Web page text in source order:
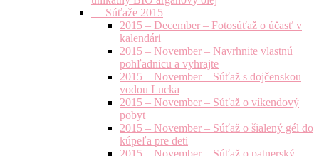
— Súťaže 2015
2015 – December – Fotosúťaž o účasť v
kalendári
2015 – November – Navrhnite vlastnú
pohľadnicu a vyhrajte
2015 – November – Súťaž s dojčenskou
vodou Lucka
2015 – November – Súťaž o víkendový
pobyt
2015 – November – Súťaž o šialený gél do
kúpeľa pre deti
2015 – November – Súťaž o patnerský